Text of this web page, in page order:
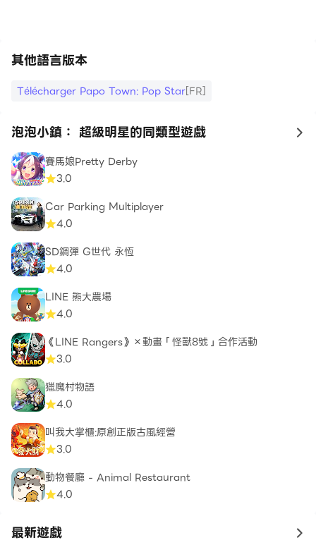
讓泡泡兔陪你快樂成長！
【聯繫我們】
微博:@泡泡世界-Papoworld
郵箱: contact@papoworld.com
網站:www.papoworld.com
Face book:
https://www.facebook.com/PapoWorld/
其他語言版本
Télécharger Papo Town: Pop Star[FR]
泡泡小鎮： 超級明星的同類型遊戲 to
賽馬娘Pretty Derby
3.0
Car Parking Multiplayer
4.0
SD鋼彈 G世代 永恆
4.0
LINE 熊大農場
4.0
《LINE Rangers》×動畫「怪獸8號」合作活動
3.0
獵魔村物語
4.0
叫我大掌櫃:原創正版古風經營
3.0
動物餐廳 - Animal Restaurant
4.0
最新遊戲 to